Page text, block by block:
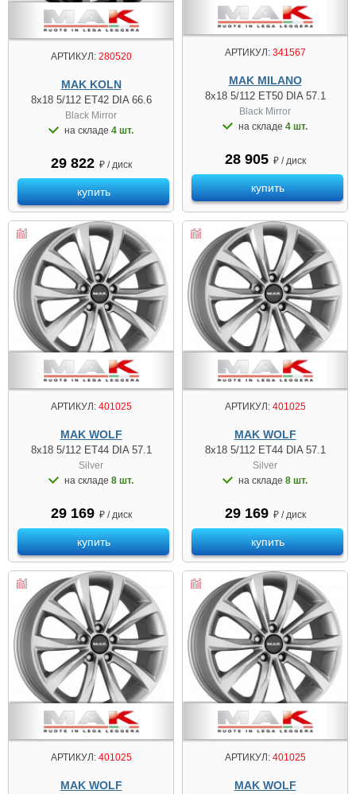
АРТИКУЛ:280520
MAK KOLN
8x18 5/112 ET42 DIA 66.6
Black Mirror
на складе 4 шт.
29 822 ₽ / диск
купить
АРТИКУЛ:341567
MAK MILANO
8x18 5/112 ET50 DIA 57.1
Black Mirror
на складе 4 шт.
28 905 ₽ / диск
купить
АРТИКУЛ:401025
MAK WOLF
8x18 5/112 ET44 DIA 57.1
Silver
на складе 8 шт.
29 169 ₽ / диск
купить
АРТИКУЛ:401025
MAK WOLF
8x18 5/112 ET44 DIA 57.1
Silver
на складе 8 шт.
29 169 ₽ / диск
купить
АРТИКУЛ:401025
MAK WOLF
АРТИКУЛ:401025
MAK WOLF